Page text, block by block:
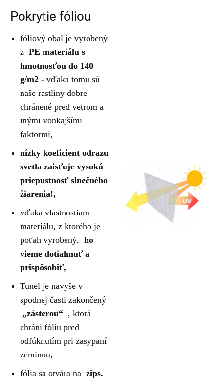
Pokrytie fóliou
fóliový obal je vyrobený
z PE materiálu s
hmotnosťou do 140
g/m2 - vďaka tomu sú
naše rastliny dobre
chránené pred vetrom a
inými vonkajšími
faktormi,
nízky koeficient odrazu
svetla zaisťuje vysokú
priepustnosť slnečného
žiarenia!,
vďaka vlastnostiam
materiálu, z ktorého je
poťah vyrobený, ho
vieme dotiahnuť a
prispôsobiť,
Tunel je navyše v
spodnej časti zakončený
„zásterou“ , ktorá
chráni fóliu pred
odfúknutím pri zasypaní
zeminou,
fólia sa otvára na zips.